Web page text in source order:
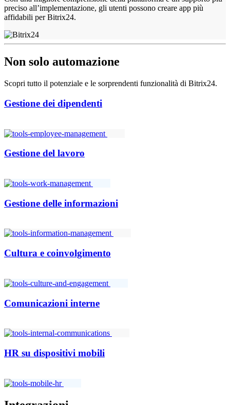
preciso all’implementazione, gli utenti possono creare app più
affidabili per Bitrix24.
Non solo automazione
Scopri tutto il potenziale e le sorprendenti funzionalità di Bitrix24.
Gestione dei dipendenti
Gestione del lavoro
Gestione delle informazioni
Cultura e coinvolgimento
Comunicazioni interne
HR su dispositivi mobili